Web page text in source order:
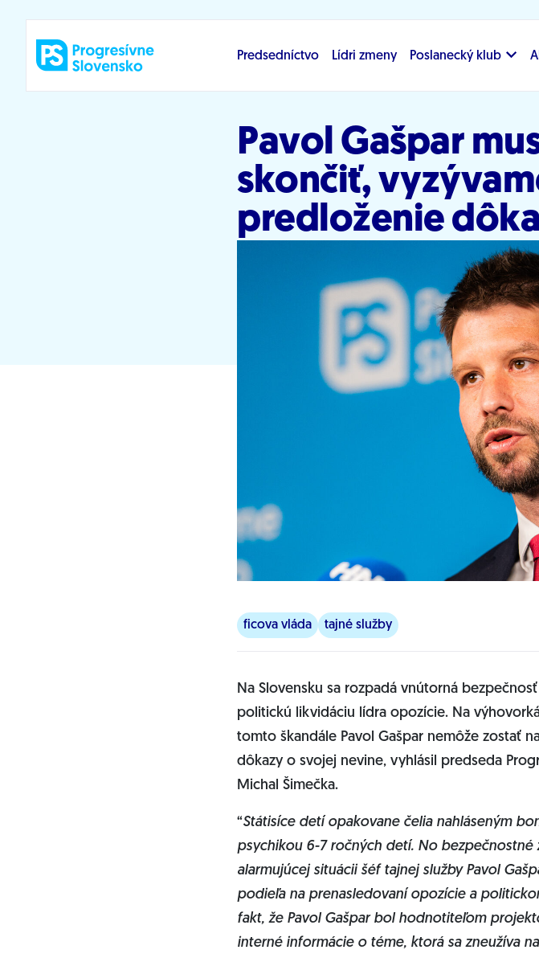
Predsedníctvo Lídri zmeny Poslanecký klub
Pavol Gašpar
skončiť,
predloženie
ficova vláda tajné služby
Na Slovensku sa rozpadá vnútorná
politickú likvidáciu lídra opozície. Na
tomto škandále Pavol Gašpar nemôže zostať
dôkazy o svojej nevine, vyhlásil predseda
Michal Šimečka.
“Státisíce detí opakovane čelia nahláseným
psychikou 6-7 ročných detí. No
alarmujúcej situácii šéf tajnej služby Pavol
podieľa na prenasledovaní opozície a
fakt, že Pavol Gašpar bol hodnotiteľom
interné informácie o téme, ktorá sa zneužíva